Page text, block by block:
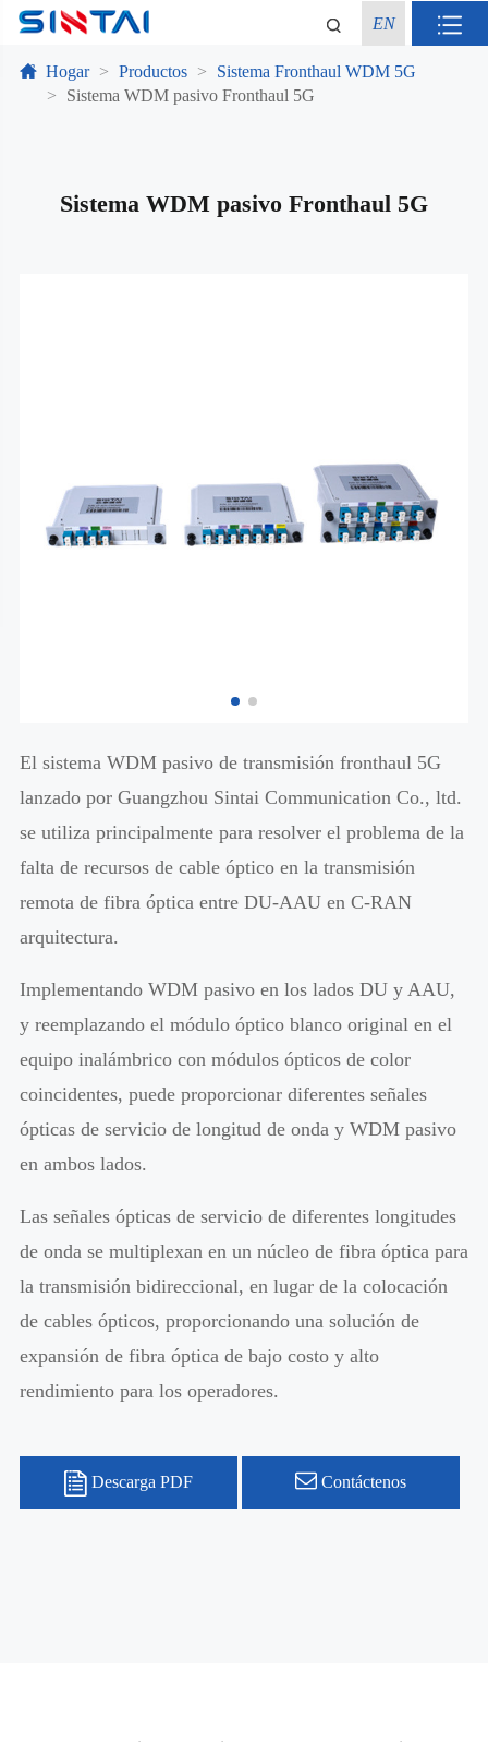
EN
Hogar Productos
Sistema Fronthaul WDM 5G
Sistema WDM pasivo Fronthaul 5G
Sistema WDM pasivo Fronthaul 5G
El sistema WDM pasivo de transmisión fronthaul 5G
lanzado por Guangzhou Sintai Communication Co., ltd.
se utiliza principalmente para resolver el problema de la
falta de recursos de cable óptico en la transmisión
remota de fibra óptica entre DU-AAU en C-RAN
arquitectura.
Implementando WDM pasivo en los lados DU y AAU,
y reemplazando el módulo óptico blanco original en el
equipo inalámbrico con módulos ópticos de color
coincidentes, puede proporcionar diferentes señales
ópticas de servicio de longitud de onda y WDM pasivo
en ambos lados.
Las señales ópticas de servicio de diferentes longitudes
de onda se multiplexan en un núcleo de fibra óptica para
la transmisión bidireccional, en lugar de la colocación
de cables ópticos, proporcionando una solución de
expansión de fibra óptica de bajo costo y alto
rendimiento para los operadores.
Descarga PDF Contáctenos